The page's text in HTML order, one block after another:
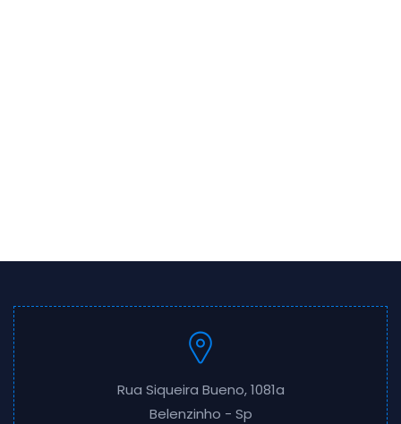
Rua Siqueira Bueno, 1081a
Belenzinho - Sp